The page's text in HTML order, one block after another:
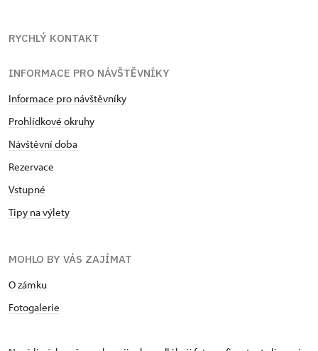
RYCHLÝ KONTAKT
INFORMACE PRO NÁVŠTĚVNÍKY
Informace pro návštěvníky
Prohlídkové okruhy
Návštěvní doba
Rezervace
Vstupné
Tipy na výlety
MOHLO BY VÁS ZAJÍMAT
O zámku
Fotogalerie